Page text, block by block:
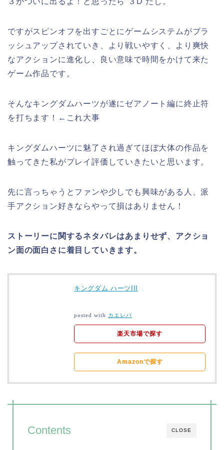
ですがスピンオフを出すごとにゲームシステムがブラ
ッシュアップされていき、より戦いやすく、より爽快
なアクションに進化し、良い意味で時間をかけて来た
ゲーム作品です。
そんなキングダムハーツが遂にゼアノート編に終止符
を打ちます！←これ大事
キングダムハーツに魅了され過ぎてほぼ大体の作品を
触ってきた私がプレイ評価していきたいと思います。
先に言っちゃうとファンや少しでも興味がある人、派
手アクション好きならやって損はありません！
ストーリーに関するネタバレはあまりせず、アクショ
ン面の面白さに着目していきます。
キングダム ハーツIII
posted with カエレバ
楽天市場で探す
Amazonで探す
CLOSE
Contents